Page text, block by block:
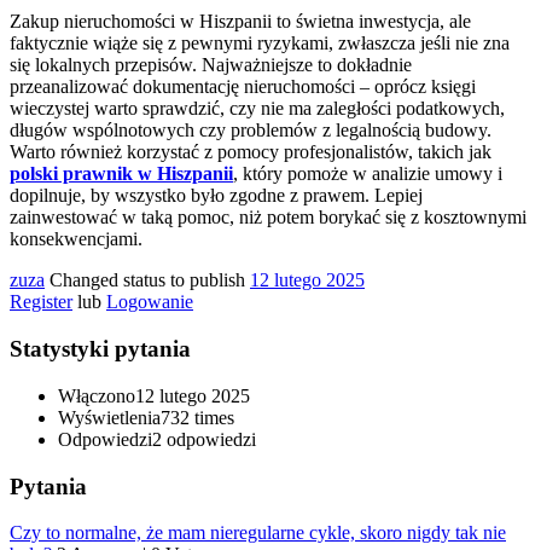
Zakup nieruchomości w Hiszpanii to świetna inwestycja, ale
faktycznie wiąże się z pewnymi ryzykami, zwłaszcza jeśli nie zna
się lokalnych przepisów. Najważniejsze to dokładnie
przeanalizować dokumentację nieruchomości – oprócz księgi
wieczystej warto sprawdzić, czy nie ma zaległości podatkowych,
długów wspólnotowych czy problemów z legalnością budowy.
Warto również korzystać z pomocy profesjonalistów, takich jak
polski prawnik w Hiszpanii, który pomoże w analizie umowy i
dopilnuje, by wszystko było zgodne z prawem. Lepiej
zainwestować w taką pomoc, niż potem borykać się z kosztownymi
konsekwencjami.
zuza Changed status to publish 12 lutego 2025
Register lub Logowanie
Statystyki pytania
Włączono12 lutego 2025
Wyświetlenia732 times
Odpowiedzi2 odpowiedzi
Pytania
Czy to normalne, że mam nieregularne cykle, skoro nigdy tak nie